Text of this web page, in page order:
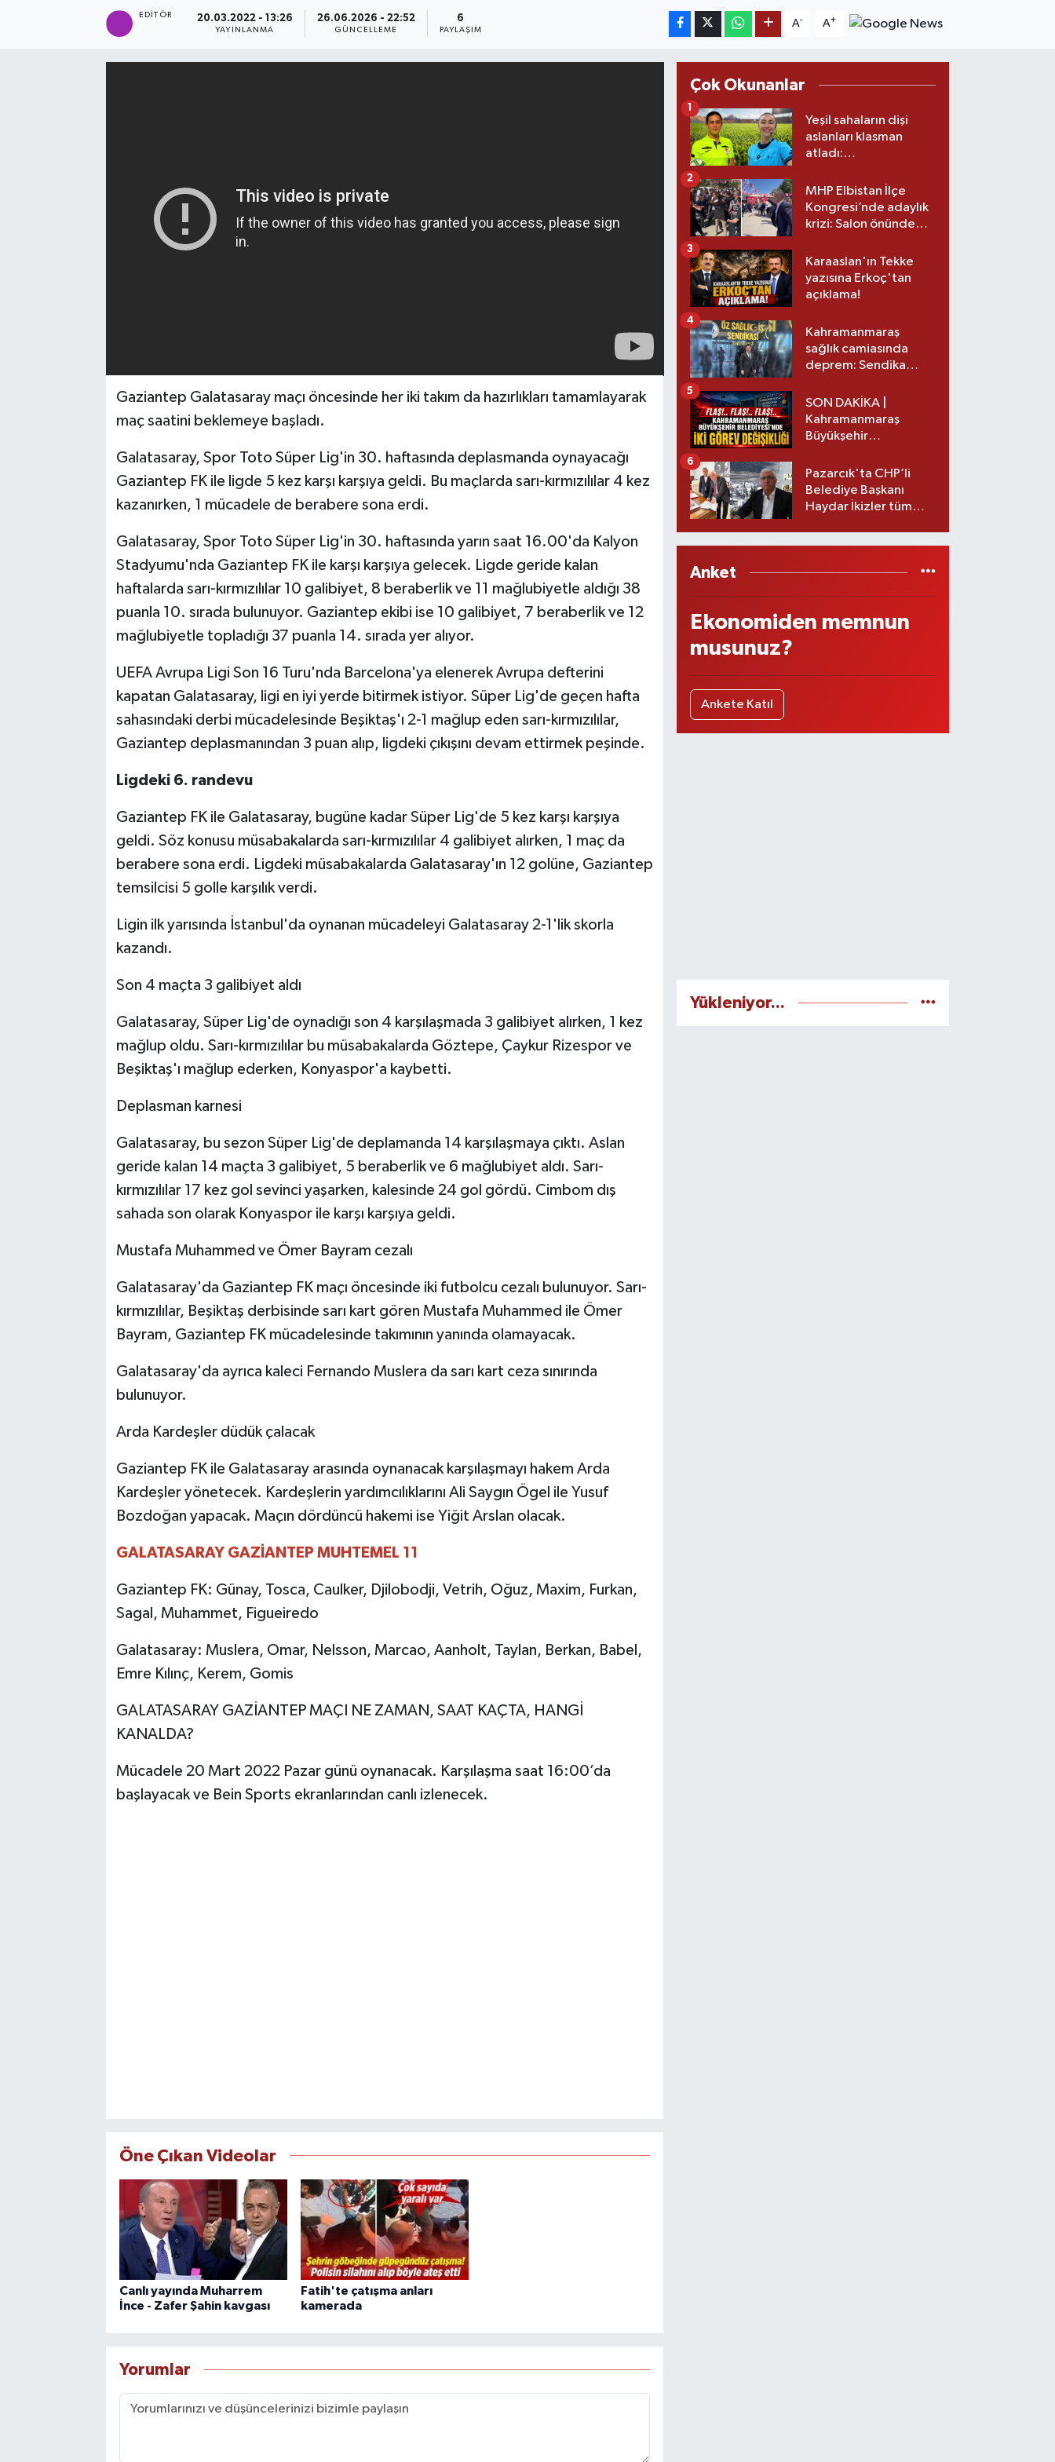
EDITÖR 20.03.2022 - 13:26
YAYINLANMA
26.06.2026 - 22:52
GÜNCELLEME
6
PAYLAŞIM
A- A+
Gaziantep Galatasaray maçı öncesinde her iki takım da hazırlıkları tamamlayarak
maç saatini beklemeye başladı.
Galatasaray, Spor Toto Süper Lig'in 30. haftasında deplasmanda oynayacağı
Gaziantep FK ile ligde 5 kez karşı karşıya geldi. Bu maçlarda sarı-kırmızılılar 4 kez
kazanırken, 1 mücadele de berabere sona erdi.
Galatasaray, Spor Toto Süper Lig'in 30. haftasında yarın saat 16.00'da Kalyon
Stadyumu'nda Gaziantep FK ile karşı karşıya gelecek. Ligde geride kalan
haftalarda sarı-kırmızılılar 10 galibiyet, 8 beraberlik ve 11 mağlubiyetle aldığı 38
puanla 10. sırada bulunuyor. Gaziantep ekibi ise 10 galibiyet, 7 beraberlik ve 12
mağlubiyetle topladığı 37 puanla 14. sırada yer alıyor.
UEFA Avrupa Ligi Son 16 Turu'nda Barcelona'ya elenerek Avrupa defterini
kapatan Galatasaray, ligi en iyi yerde bitirmek istiyor. Süper Lig'de geçen hafta
sahasındaki derbi mücadelesinde Beşiktaş'ı 2-1 mağlup eden sarı-kırmızılılar,
Gaziantep deplasmanından 3 puan alıp, ligdeki çıkışını devam ettirmek peşinde.
Ligdeki 6. randevu
Gaziantep FK ile Galatasaray, bugüne kadar Süper Lig'de 5 kez karşı karşıya
geldi. Söz konusu müsabakalarda sarı-kırmızılılar 4 galibiyet alırken, 1 maç da
berabere sona erdi. Ligdeki müsabakalarda Galatasaray'ın 12 golüne, Gaziantep
temsilcisi 5 golle karşılık verdi.
Ligin ilk yarısında İstanbul'da oynanan mücadeleyi Galatasaray 2-1'lik skorla
kazandı.
Son 4 maçta 3 galibiyet aldı
Galatasaray, Süper Lig'de oynadığı son 4 karşılaşmada 3 galibiyet alırken, 1 kez
mağlup oldu. Sarı-kırmızılılar bu müsabakalarda Göztepe, Çaykur Rizespor ve
Beşiktaş'ı mağlup ederken, Konyaspor'a kaybetti.
Deplasman karnesi
Galatasaray, bu sezon Süper Lig'de deplamanda 14 karşılaşmaya çıktı. Aslan
geride kalan 14 maçta 3 galibiyet, 5 beraberlik ve 6 mağlubiyet aldı. Sarı-
kırmızılılar 17 kez gol sevinci yaşarken, kalesinde 24 gol gördü. Cimbom dış
sahada son olarak Konyaspor ile karşı karşıya geldi.
Mustafa Muhammed ve Ömer Bayram cezalı
Galatasaray'da Gaziantep FK maçı öncesinde iki futbolcu cezalı bulunuyor. Sarı-
kırmızılılar, Beşiktaş derbisinde sarı kart gören Mustafa Muhammed ile Ömer
Bayram, Gaziantep FK mücadelesinde takımının yanında olamayacak.
Galatasaray'da ayrıca kaleci Fernando Muslera da sarı kart ceza sınırında
bulunuyor.
Arda Kardeşler düdük çalacak
Gaziantep FK ile Galatasaray arasında oynanacak karşılaşmayı hakem Arda
Kardeşler yönetecek. Kardeşlerin yardımcılıklarını Ali Saygın Ögel ile Yusuf
Bozdoğan yapacak. Maçın dördüncü hakemi ise Yiğit Arslan olacak.
GALATASARAY GAZİANTEP MUHTEMEL 11
Gaziantep FK: Günay, Tosca, Caulker, Djilobodji, Vetrih, Oğuz, Maxim, Furkan,
Sagal, Muhammet, Figueiredo
Galatasaray: Muslera, Omar, Nelsson, Marcao, Aanholt, Taylan, Berkan, Babel,
Emre Kılınç, Kerem, Gomis
GALATASARAY GAZİANTEP MAÇI NE ZAMAN, SAAT KAÇTA, HANGİ
KANALDA?
Mücadele 20 Mart 2022 Pazar günü oynanacak. Karşılaşma saat 16:00’da
başlayacak ve Bein Sports ekranlarından canlı izlenecek.
Öne Çıkan Videolar
Canlı yayında Muharrem
İnce - Zafer Şahin kavgası
Fatih'te çatışma anları
kamerada
Yorumlar
Çok Okunanlar
Yeşil sahaların dişi
aslanları klasman
atladı:
üst lige iki transfer!
1
MHP Elbistan İlçe
Kongresi’nde adaylık
krizi: Salon önünde
2
Karaaslan'ın Tekke
yazısına Erkoç'tan
açıklama!
3
Kahramanmaraş
sağlık camiasında
deprem: Sendika
4
SON DAKİKA |
Kahramanmaraş
Büyükşehir
görev değişikliği!
5
Pazarcık'ta CHP’li
Belediye Başkanı
Haydar İkizler tüm
6
Anket
Ekonomiden memnun
musunuz?
Ankete Katıl
Yükleniyor...